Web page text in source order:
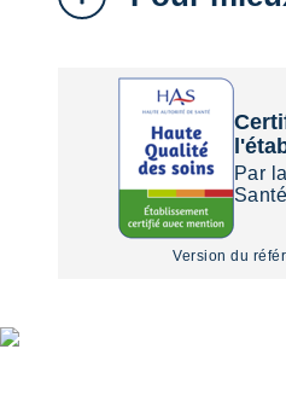
Par
Version du
HTML